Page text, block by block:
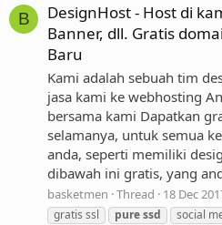
B
DesignHost - Host di
Banner, dll. Gratis
Baru
Kami adalah sebuah tim
jasa kami ke webhosting
bersama kami Dapatkan
selamanya, untuk semua
anda, seperti memiliki
dibawah ini gratis, yang
basketmen Thread 18 Dec
gratis ssl
puressd social